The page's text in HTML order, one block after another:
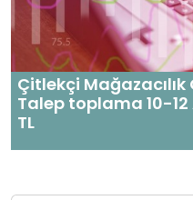
Çitlekçi
Talep toplama 10-
TL